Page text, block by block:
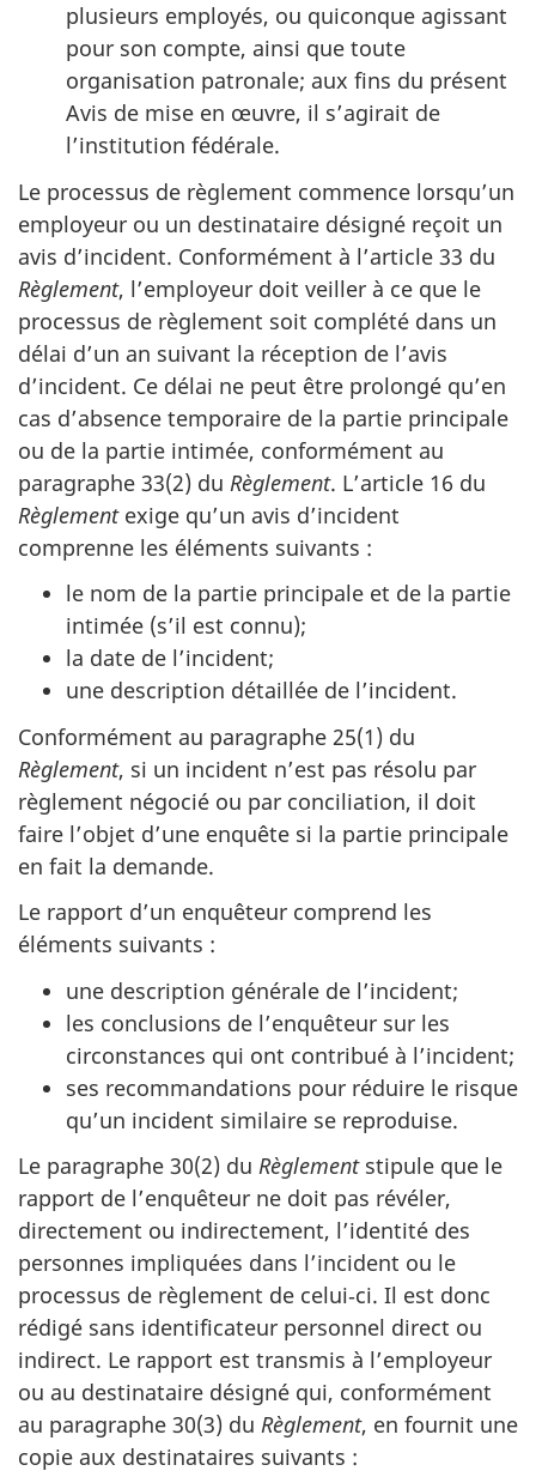
plusieurs employés, ou quiconque agissant
pour son compte, ainsi que toute
organisation patronale; aux fins du présent
Avis de mise en œuvre, il s’agirait de
l’institution fédérale.
Le processus de règlement commence lorsqu’un
employeur ou un destinataire désigné reçoit un
avis d’incident. Conformément à l’article 33 du
Règlement, l’employeur doit veiller à ce que le
processus de règlement soit complété dans un
délai d’un an suivant la réception de l’avis
d’incident. Ce délai ne peut être prolongé qu’en
cas d’absence temporaire de la partie principale
ou de la partie intimée, conformément au
paragraphe 33(2) du Règlement. L’article 16 du
Règlementexige qu’un avis d’incident
comprenne les éléments suivants :
le nom de la partie principale et de la partie
intimée (s’il est connu);
la date de l’incident;
une description détaillée de l’incident.
Conformément au paragraphe 25(1) du
Règlement, si un incident n’est pas résolu par
règlement négocié ou par conciliation, il doit
faire l’objet d’une enquête si la partie principale
en fait la demande.
Le rapport d’un enquêteur comprend les
éléments suivants :
une description générale de l’incident;
les conclusions de l’enquêteur sur les
circonstances qui ont contribué à l’incident;
ses recommandations pour réduire le risque
qu’un incident similaire se reproduise.
Le paragraphe 30(2) du Règlementstipule que le
rapport de l’enquêteur ne doit pas révéler,
directement ou indirectement, l’identité des
personnes impliquées dans l’incident ou le
processus de règlement de celui‑ci. Il est donc
rédigé sans identificateur personnel direct ou
indirect. Le rapport est transmis à l’employeur
ou au destinataire désigné qui, conformément
au paragraphe 30(3) du Règlement, en fournit une
copie aux destinataires suivants :